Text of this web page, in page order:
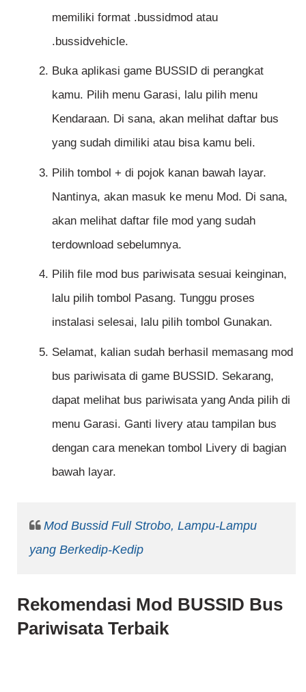
memiliki format .bussidmod atau
.bussidvehicle.
Buka aplikasi game BUSSID di perangkat
kamu. Pilih menu Garasi, lalu pilih menu
Kendaraan. Di sana, akan melihat daftar bus
yang sudah dimiliki atau bisa kamu beli.
Pilih tombol + di pojok kanan bawah layar.
Nantinya, akan masuk ke menu Mod. Di sana,
akan melihat daftar file mod yang sudah
terdownload sebelumnya.
Pilih file mod bus pariwisata sesuai keinginan,
lalu pilih tombol Pasang. Tunggu proses
instalasi selesai, lalu pilih tombol Gunakan.
Selamat, kalian sudah berhasil memasang mod
bus pariwisata di game BUSSID. Sekarang,
dapat melihat bus pariwisata yang Anda pilih di
menu Garasi. Ganti livery atau tampilan bus
dengan cara menekan tombol Livery di bagian
bawah layar.
Mod Bussid Full Strobo, Lampu-Lampu
yang Berkedip-Kedip
Rekomendasi Mod BUSSID Bus
Pariwisata Terbaik